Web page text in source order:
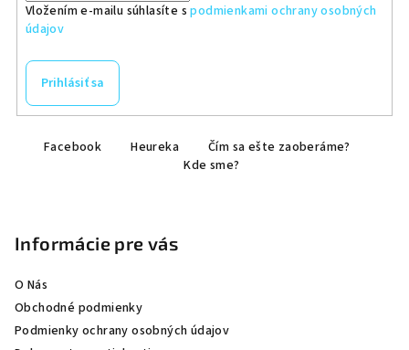
Vložením e-mailu súhlasíte spodmienkami ochrany osobných
údajov
Prihlásiť sa
Facebook Heureka
Čím sa ešte zaoberáme?
Kde sme?
Informácie pre vás
O Nás
Obchodné podmienky
Podmienky ochrany osobných údajov